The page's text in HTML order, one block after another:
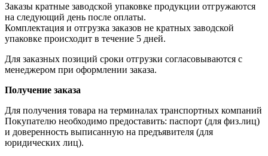
Заказы кратные заводской упаковке продукции отгружаются
на следующий день после оплаты.
Комплектация и отгрузка заказов не кратных заводской
упаковке происходит в течение 5 дней.
Для заказных позиций сроки отгрузки согласовываются с
менеджером при оформлении заказа.
Получение заказа
Для получения товара на терминалах транспортных компаний
Покупателю необходимо предоставить: паспорт (для физ.лиц)
и доверенность выписанную на предъявителя (для
юридических лиц).